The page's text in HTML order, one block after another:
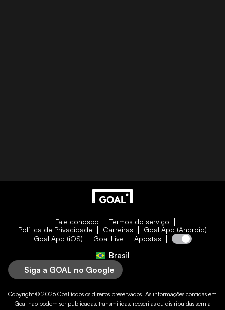
Fale conosco
Termos do serviço
Política de Privacidade
Carreiras
Goal App (Android)
Goal App (iOS)
Goal Live Apostas
Brasil
Siga a GOAL no Google
Copyright © 2026 Goal todos os direitos preservados. As informações contidas em
Goal não podem ser publicadas, transmitidas, reescritas ou distribuídas sem a